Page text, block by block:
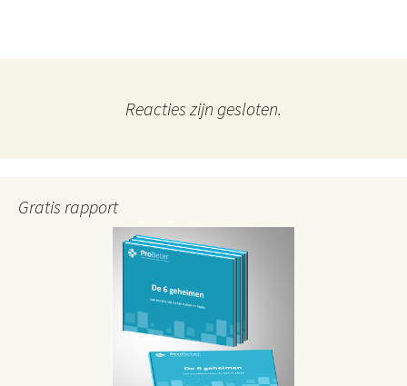
Reacties zijn gesloten.
Gratis rapport